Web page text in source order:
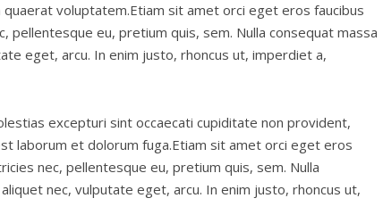
voluptatem.Etiam sit amet orci eget eros faucibus
pellentesque eu, pretium quis, sem. Nulla consequat massa
eget, arcu. In enim justo, rhoncus ut, imperdiet a,
excepturi sint occaecati cupiditate non provident,
laborum et dolorum fuga.Etiam sit amet orci eget eros
nec, pellentesque eu, pretium quis, sem. Nulla
nec, vulputate eget, arcu. In enim justo, rhoncus ut,